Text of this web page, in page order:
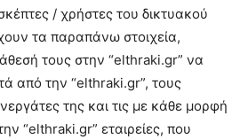
/ χρήστες του δικτυακού
τα παραπάνω στοιχεία,
τους στην “elthraki.gr” να
από την “elthraki.gr”, τους
της και τις με κάθε μορφή
“elthraki.gr” εταιρείες, που